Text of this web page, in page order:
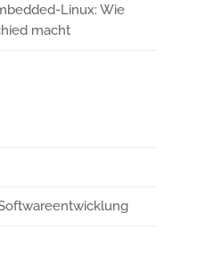
Linux: Wie
macht